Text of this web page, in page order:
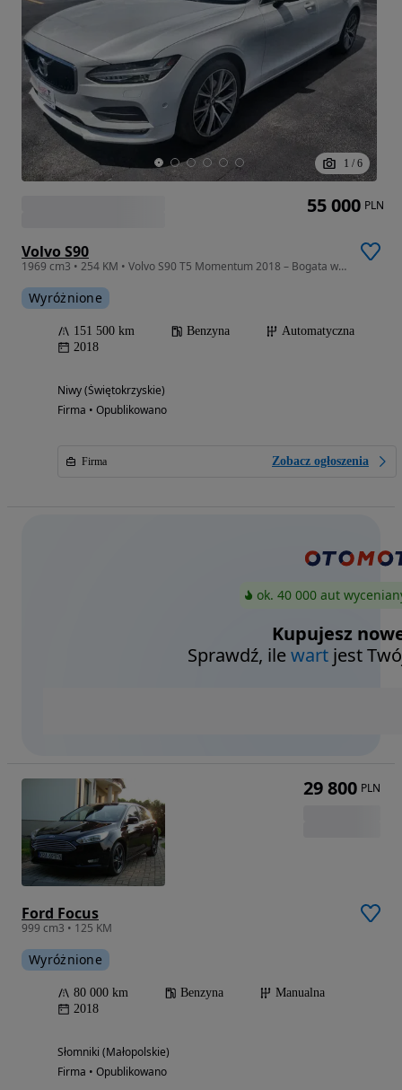
1 / 6
Volvo S90
1969 cm3 • 254 KM • Volvo S90 T5 Momentum 2018 – Bogata wersja wyposażenia.
Wyróżnione
151 500 km Benzyna
Automatyczna
2018
Niwy (Świętokrzyskie)
Firma • Opublikowano
Firma Zobacz ogłoszenia
55 000 PLN
ok. 40 000 aut
Kupujesz
Sprawdź, ilewart jest
Ford Focus
999 cm3 • 125 KM
Wyróżnione
80 000 km Benzyna
Manualna
2018
Słomniki (Małopolskie)
Firma • Opublikowano
29 800 PLN